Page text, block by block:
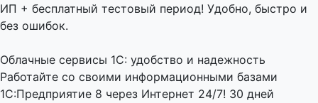
ИП + бесплатный тестовый период! Удобно, быстро и
без ошибок.
Облачные сервисы 1С: удобство и надежность
Работайте со своими информационными базами
1С:Предприятие 8 через Интернет 24/7! 30 дней